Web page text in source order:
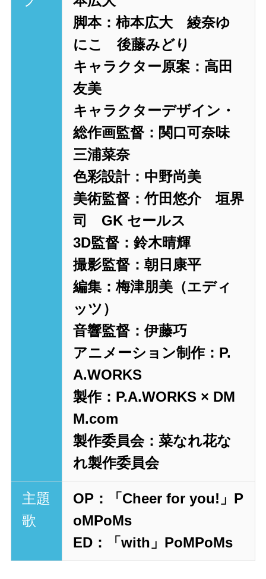
脚本：柿本広大 綾奈ゆ
にこ 後藤みどり
キャラクター原案：高田
友美
キャラクターデザイン・
総作画監督：関口可奈味
三浦菜奈
色彩設計：中野尚美
美術監督：竹田悠介 垣界
司 GK セールス
3D監督：鈴木晴輝
撮影監督：朝日康平
編集：梅津朋美（エディ
ッツ）
音響監督：伊藤巧
アニメーション制作：P.
A.WORKS
製作：P.A.WORKS × DM
M.com
製作委員会：菜なれ花な
れ製作委員会
主題
歌
OP：「Cheer for you!」P
oMPoMs
ED：「with」PoMPoMs